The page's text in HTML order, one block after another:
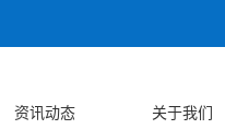
资讯动态 关于我们